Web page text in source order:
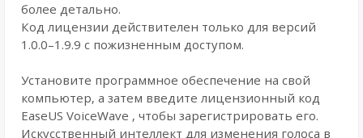
более детально.
Код лицензии действителен только для версий
1.0.0–1.9.9 с пожизненным доступом.
Установите программное обеспечение на свой
компьютер, а затем введите лицензионный код
EaseUS VoiceWave , чтобы зарегистрировать его.
Искусственный интеллект для изменения голоса в